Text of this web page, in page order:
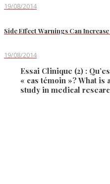
19/08/2014
Side Effect Warnings Can
19/08/2014
Essai Clinique (2) :
« cas témoin »? What is
study in medical